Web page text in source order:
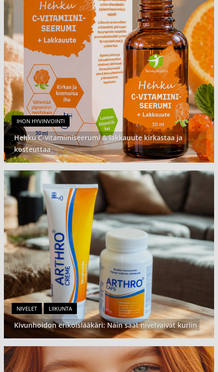
IHON HYVINVOINTI
Hehku C-vitamiiniseerumi & lakkauute kirkastaa ja
kosteuttaa
NIVELET LIIKUNTA
Kivunhoidon erikoislääkäri: Näin saat nivelvaivat kuriin